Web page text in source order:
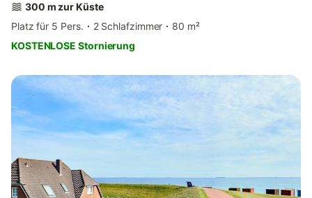
300 m zur Küste
Platz für 5 Pers.
2 Schlafzimmer
80 m²
KOSTENLOSE Stornierung